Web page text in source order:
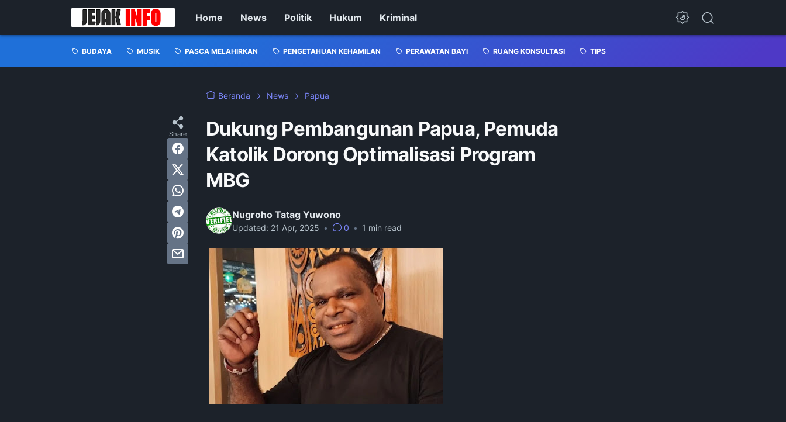
Home News Politik Hukum Kriminal
BUDAYA MUSIK PASCA MELAHIRKAN PENGETAHUAN KEHAMILAN PERAWATAN BAYI RUANG KONSULTASI TIPS
Beranda News Papua
Dukung Pembangunan Papua, Pemuda
Katolik Dorong Optimalisasi Program
MBG
Nugroho Tatag Yuwono
Updated: 21 Apr, 2025 • 0 • 1 min read